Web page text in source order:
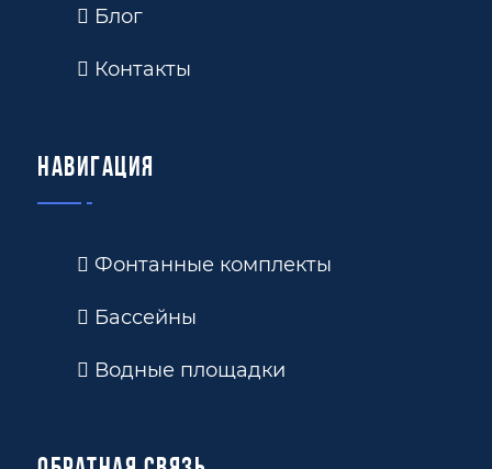
Блог
Контакты
Навигация
Фонтанные комплекты
Бассейны
Водные площадки